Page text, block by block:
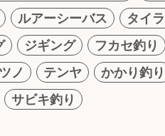
ルアーシーバス
タイ
ジギング
フカセ釣り
ノ テンヤ
かかり釣り
サビキ釣り